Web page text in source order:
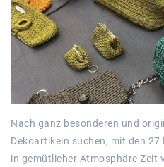
Nach ganz besonderen und
Dekoartikeln suchen, mit den
in gemütlicher Atmosphäre Zeit